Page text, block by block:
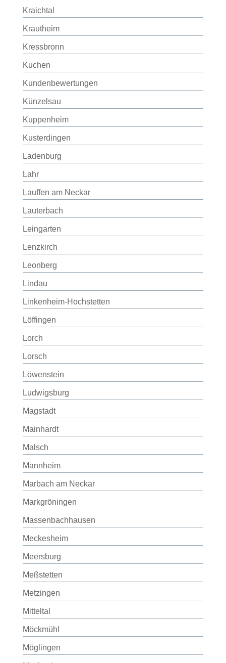
Kraichtal
Krautheim
Kressbronn
Kuchen
Kundenbewertungen
Künzelsau
Kuppenheim
Kusterdingen
Ladenburg
Lahr
Lauffen am Neckar
Lauterbach
Leingarten
Lenzkirch
Leonberg
Lindau
Linkenheim-Hochstetten
Löffingen
Lorch
Lorsch
Löwenstein
Ludwigsburg
Magstadt
Mainhardt
Malsch
Mannheim
Marbach am Neckar
Markgröningen
Massenbachhausen
Meckesheim
Meersburg
Meßstetten
Metzingen
Mitteltal
Möckmühl
Möglingen